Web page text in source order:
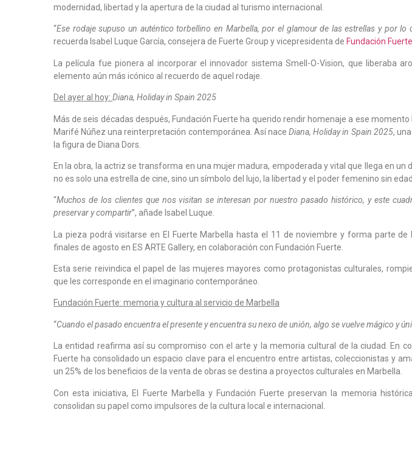
modernidad, libertad y la apertura de la ciudad al turismo internacional.
“Ese rodaje supuso un auténtico torbellino en Marbella, por el glamour de las estrellas y por
recuerda Isabel Luque García, consejera de Fuerte Group y vicepresidenta de Fundación Fuerte
La película fue pionera al incorporar el innovador sistema Smell-O-Vision, que liberaba
elemento aún más icónico al recuerdo de aquel rodaje.
Del ayer al hoy: Diana, Holiday in Spain 2025
Más de seis décadas después, Fundación Fuerte ha querido rendir homenaje a ese
Marifé Núñez una reinterpretación contemporánea. Así naceDiana, Holiday in Spain 2025,
la figura de Diana Dors.
En la obra, la actriz se transforma en una mujer madura, empoderada y vital que llega en un
no es solo una estrella de cine, sino un símbolo del lujo, la libertad y el poder femenino sin edad.
“Muchos de los clientes que nos visitan se interesan por nuestro pasado histórico, y este
preservar y compartir”, añade Isabel Luque.
La pieza podrá visitarse en El Fuerte Marbella hasta el 11 de noviembre y forma parte de
finales de agosto en ES ARTE Gallery, en colaboración con Fundación Fuerte.
Esta serie reivindica el papel de las mujeres mayores como protagonistas culturales,
que les corresponde en el imaginario contemporáneo.
Fundación Fuerte: memoria y cultura al servicio de Marbella
“Cuando el pasado encuentra el presente y encuentra su nexo de unión, algo se vuelve mágico y
La entidad reafirma así su compromiso con el arte y la memoria cultural de la ciudad. En
Fuerte ha consolidado un espacio clave para el encuentro entre artistas, coleccionistas y
un 25% de los beneficios de la venta de obras se destina a proyectos culturales en Marbella.
Con esta iniciativa, El Fuerte Marbella y Fundación Fuerte preservan la memoria
consolidan su papel como impulsores de la cultura local e internacional.